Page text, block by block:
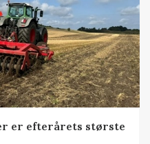
er efterårets største